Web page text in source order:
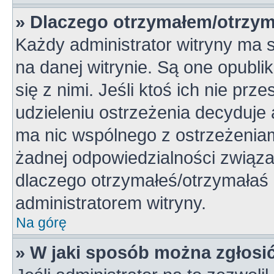
» Dlaczego otrzymałem/
Każdy administrator witryny ma
na danej witrynie. Są one
się z nimi. Jeśli ktoś ich nie
udzieleniu ostrzeżenia
ma nic wspólnego z
żadnej odpowiedzialności
dlaczego otrzymałeś/
administratorem witryny.
Na górę
» W jaki sposób można